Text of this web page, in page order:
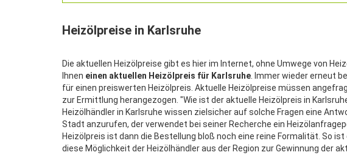
Heizölpreise in Karlsruhe
Die aktuellen Heizölpreise gibt es hier im Internet, ohne Umwege von
Ihnen einen aktuellen Heizölpreis für Karlsruhe . Immer wieder erneut
für einen preiswerten Heizölpreis. Aktuelle Heizölpreise müssen
zur Ermittlung herangezogen. "Wie ist der aktuelle Heizölpreis in
Heizölhändler in Karlsruhe wissen zielsicher auf solche Fragen eine
Stadt anzurufen, der verwendet bei seiner Recherche ein
Heizölpreis ist dann die Bestellung bloß noch eine reine Formalität. So
diese Möglichkeit der Heizölhändler aus der Region zur Gewinnung der